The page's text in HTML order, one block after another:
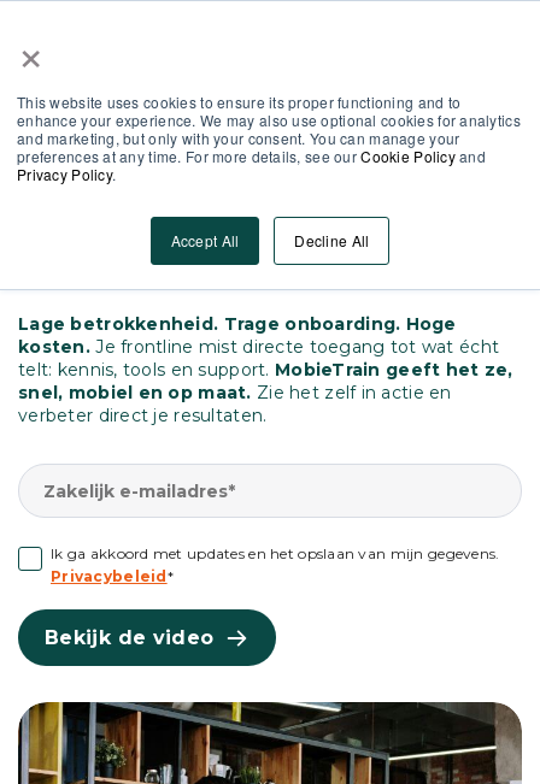
×
This website uses cookies to ensure its proper functioning and to
enhance your experience. We may also use optional cookies for analytics
and marketing, but only with your consent. You can manage your
preferences at any time. For more details, see ourCookie Policyand
Privacy Policy.
Accept All Decline All
Verbeter je teams in minuten,
niet maanden
Lage betrokkenheid. Trage onboarding. Hoge
kosten.Je frontline mist directe toegang tot wat écht
telt: kennis, tools en support. MobieTrain geeft het ze,
snel, mobiel en op maat. Zie het zelf in actie en
verbeter direct je resultaten.
Ik ga akkoord met updates en het opslaan van mijn gegevens.
Privacybeleid *
Bekijk de video